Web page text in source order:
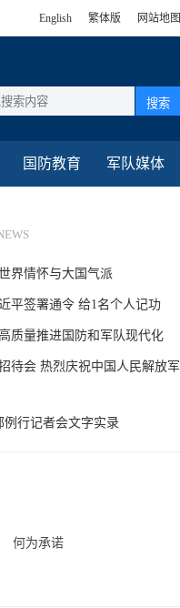
English 繁体版 网站地图
搜索
国防教育 军队媒体
界情怀与大国气派
平签署通令 给1名个人记功
质量推进国防和军队现代化
待会 热烈庆祝中国人民解放军
例行记者会文字实录
何为承诺